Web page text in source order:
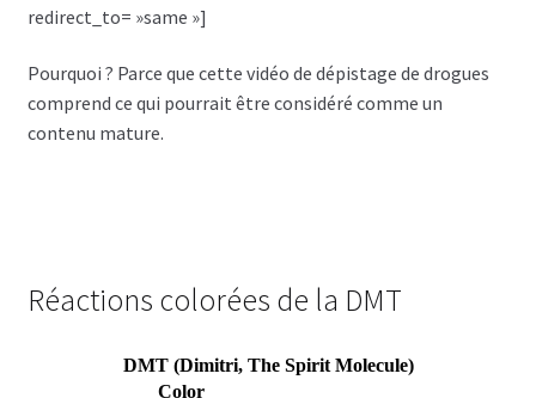
redirect_to= »same »]
Pourquoi ? Parce que cette vidéo de dépistage de drogues
comprend ce qui pourrait être considéré comme un
contenu mature.
Réactions colorées de la DMT